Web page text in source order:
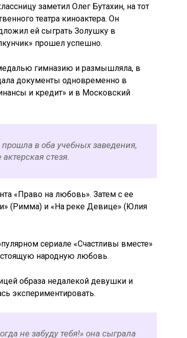
заметил Олег Бутахин, на тот
театра киноактера. Он
ей сыграть Золушку в
прошел успешно.
гимназию и размышляла, в
документы одновременно в
и кредит» и в Московский
в оба учебных заведения,
стезя.
«Право на любовь». Затем с ее
(Римма) и «На реке Девице» (Юлия
сериале «Счастливы вместе»
народную любовь.
образа недалекой девушки и
экспериментировать.
не забуду тебя!» она сыграла